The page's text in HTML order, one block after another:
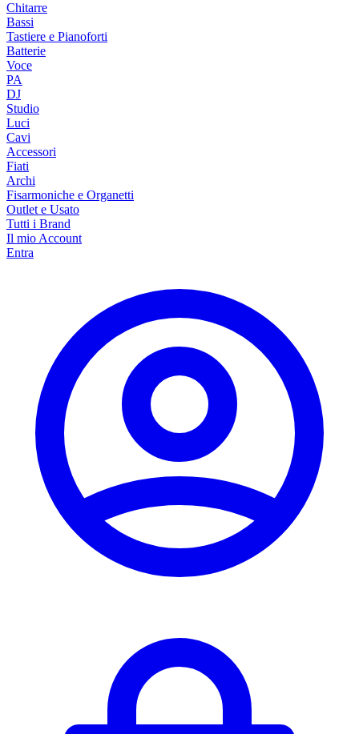
Chitarre
Bassi
Tastiere e Pianoforti
Batterie
Voce
PA
DJ
Studio
Luci
Cavi
Accessori
Fiati
Archi
Fisarmoniche e Organetti
Outlet e Usato
Tutti i Brand
Il mio Account
Entra